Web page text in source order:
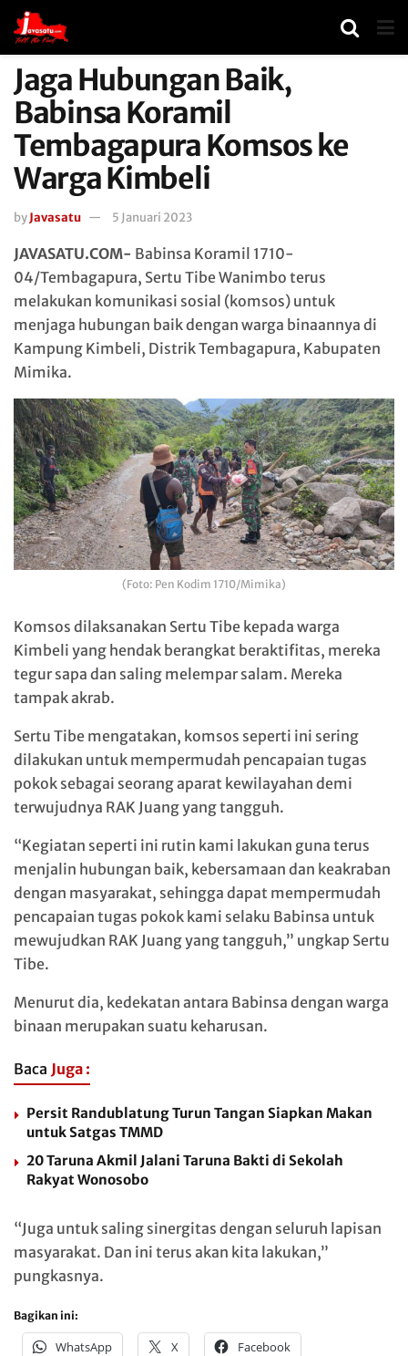
Jaga Hubungan Baik,
Babinsa Koramil
Tembagapura Komsos ke
Warga Kimbeli
byJavasatu 5 Januari 2023
JAVASATU.COM- Babinsa Koramil 1710-
04/Tembagapura, Sertu Tibe Wanimbo terus
melakukan komunikasi sosial (komsos) untuk
menjaga hubungan baik dengan warga binaannya di
Kampung Kimbeli, Distrik Tembagapura, Kabupaten
Mimika.
(Foto: Pen Kodim 1710/Mimika)
Komsos dilaksanakan Sertu Tibe kepada warga
Kimbeli yang hendak berangkat beraktifitas, mereka
tegur sapa dan saling melempar salam. Mereka
tampak akrab.
Sertu Tibe mengatakan, komsos seperti ini sering
dilakukan untuk mempermudah pencapaian tugas
pokok sebagai seorang aparat kewilayahan demi
terwujudnya RAK Juang yang tangguh.
“Kegiatan seperti ini rutin kami lakukan guna terus
menjalin hubungan baik, kebersamaan dan keakraban
dengan masyarakat, sehingga dapat mempermudah
pencapaian tugas pokok kami selaku Babinsa untuk
mewujudkan RAK Juang yang tangguh,” ungkap Sertu
Tibe.
Menurut dia, kedekatan antara Babinsa dengan warga
binaan merupakan suatu keharusan.
Baca Juga :
Persit Randublatung Turun Tangan Siapkan Makan
untuk Satgas TMMD
20 Taruna Akmil Jalani Taruna Bakti di Sekolah
Rakyat Wonosobo
“Juga untuk saling sinergitas dengan seluruh lapisan
masyarakat. Dan ini terus akan kita lakukan,”
pungkasnya.
Bagikan ini:
WhatsApp X Facebook